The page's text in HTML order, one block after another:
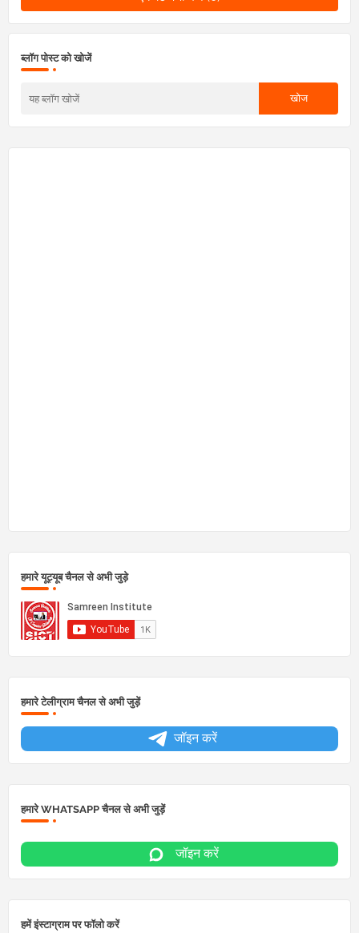
ब्लॉग पोस्ट को खोजें
हमारे यूट्यूब चैनल से अभी जुड़े
हमारे टेलीग्राम चैनल से अभी जुड़ें
जॉइन करें
हमारे WHATSAPP चैनल से अभी जुड़ें
जॉइन करें
हमें इंस्टाग्राम पर फॉलो करें